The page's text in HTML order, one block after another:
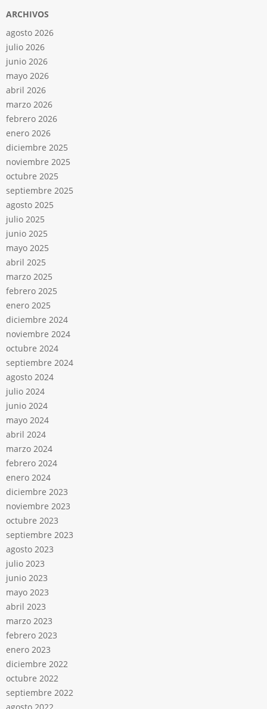
ARCHIVOS
agosto 2026
julio 2026
junio 2026
mayo 2026
abril 2026
marzo 2026
febrero 2026
enero 2026
diciembre 2025
noviembre 2025
octubre 2025
septiembre 2025
agosto 2025
julio 2025
junio 2025
mayo 2025
abril 2025
marzo 2025
febrero 2025
enero 2025
diciembre 2024
noviembre 2024
octubre 2024
septiembre 2024
agosto 2024
julio 2024
junio 2024
mayo 2024
abril 2024
marzo 2024
febrero 2024
enero 2024
diciembre 2023
noviembre 2023
octubre 2023
septiembre 2023
agosto 2023
julio 2023
junio 2023
mayo 2023
abril 2023
marzo 2023
febrero 2023
enero 2023
diciembre 2022
octubre 2022
septiembre 2022